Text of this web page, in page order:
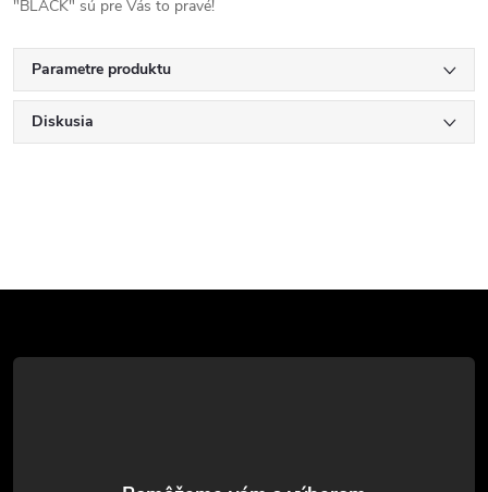
"BLACK" sú pre Vás to pravé!
Parametre produktu
Diskusia
á